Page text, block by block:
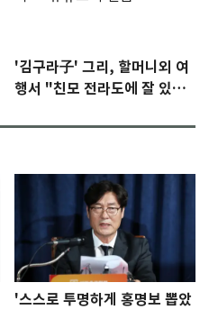
'김구라子' 그리, 할머니외 여
행서 "친모 전라도에 잘 있
'스스로 투명하게 홍명보 뽑았